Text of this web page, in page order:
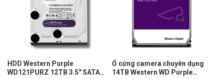
HDD Western Purple
WD121PURZ 12TB 3.5" SATA
Ổ cứng camera chuyên dụng
14TB Western WD Purple